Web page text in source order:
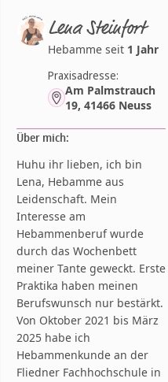
Lena Steinfort
Hebamme seit 1 Jahr
Praxisadresse:
Am Palmstrauch
19, 41466 Neuss
Über mich:
Huhu ihr lieben, ich bin
Lena, Hebamme aus
Leidenschaft. Mein
Interesse am
Hebammenberuf wurde
durch das Wochenbett
meiner Tante geweckt. Erste
Praktika haben meinen
Berufswunsch nur bestärkt.
Von Oktober 2021 bis März
2025 habe ich
Hebammenkunde an der
Fliedner Fachhochschule in